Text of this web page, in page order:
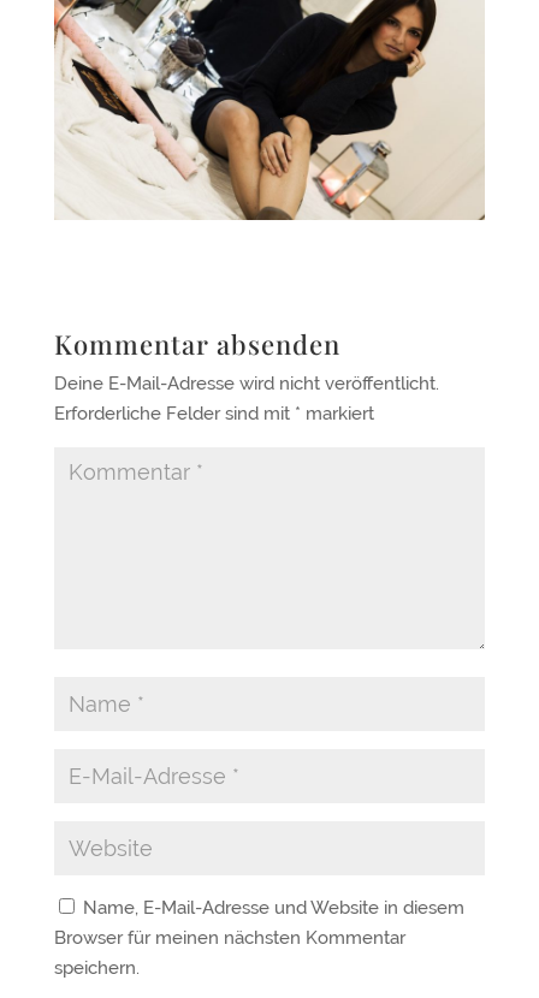
Kommentar absenden
Deine E-Mail-Adresse wird nicht veröffentlicht.
Erforderliche Felder sind mit * markiert
Name, E-Mail-Adresse und Website in diesem
Browser für meinen nächsten Kommentar
speichern.